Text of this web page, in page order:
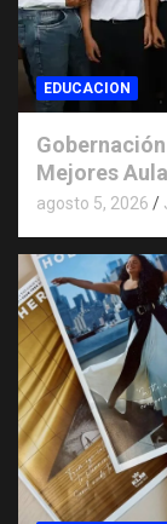
EDUCACION
Mejores
agosto 5, 2026